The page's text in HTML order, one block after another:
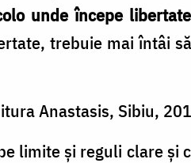
unde începe
trebuie mai întâi
Anastasis, Sibiu,
limite și reguli clare și